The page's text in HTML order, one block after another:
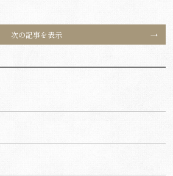
次の記事を表示